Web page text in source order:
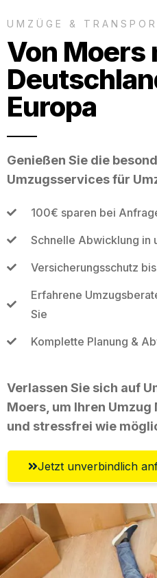
UMZÜGE &
Von Moers
Europa
Genießen Sie die
Umzugsservices für
100€ sparen bei
Schnelle Abwicklung in
Versicherungsschutz
Erfahrene
Sie
Komplette Planung &
Verlassen Sie sich auf
Moers, um Ihren
und stressfrei wie
Jetzt unverbindlich